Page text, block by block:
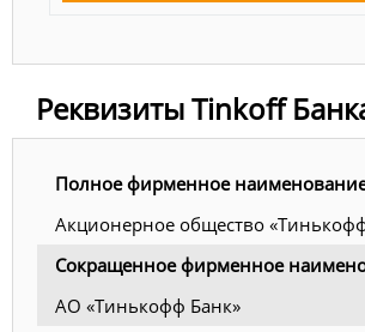
Реквизиты Tinkoff
Полное фирменное
Акционерное общество
Сокращенное фирменное
АО «Тинькофф Банк»